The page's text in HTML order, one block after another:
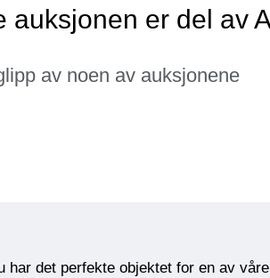
auksjonen er del av
av noen av auksjonene
har det perfekte objektet for en av